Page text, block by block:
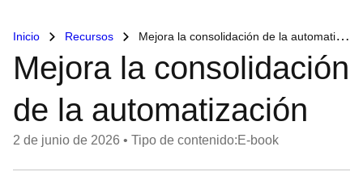
Inicio Recursos Mejora la consolidación de la automatización
Mejora la consolidación
de la automatización
2 de junio de 2026 • Tipo de contenido:E-book